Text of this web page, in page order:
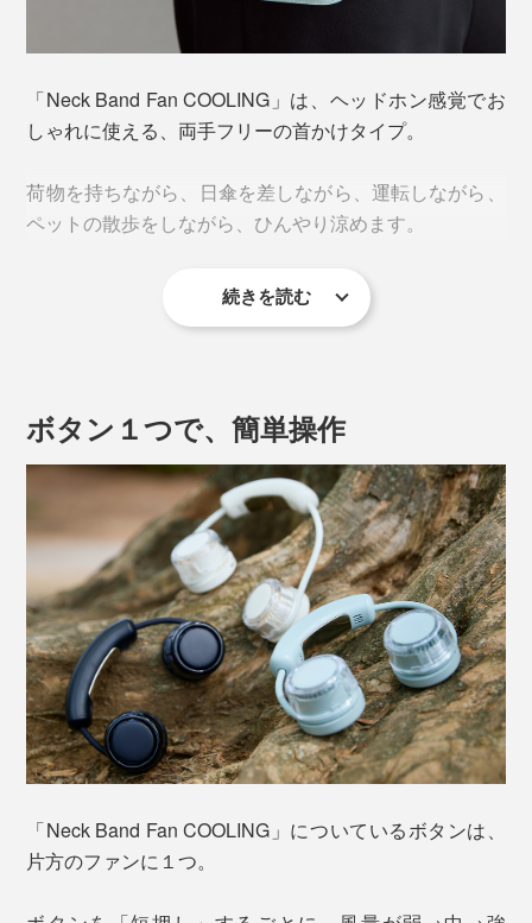
これを実現しているのが、ペルチェ素子を用いた放熱設
計。
ペルチェ素子とは、2種類の金属に電気を通し、熱を移
動させる装置のこと。
片側が冷たくなる→熱を吸う
という仕組みで首元を冷やします。
これまで、冷却プレートというと「重い」「思ったほど
風量は３段階。夏の屋外では、風のみで涼しいと感じる
手持ちの扇風機と比べて、ファンとの距離が近いので、
「弱」でも充分、「強」だと寒いほど。
「Neck Band Fan COOLING」は、ヘッドホン感覚でお
しゃれに使える、両手フリーの首かけタイプ。
荷物を持ちながら、日傘を差しながら、運転しながら、
ペットの散歩をしながら、ひんやり涼めます。
しかも軽い。本体は、 業界最軽量級の約242g
シリコン製アームが自在に曲がって、ファンを360°回せ
るのも、他には見かけない特徴。
続きを読む
ボタン１つで、簡単操作
「Neck Band Fan COOLING」についているボタンは、
片方のファンに１つ。